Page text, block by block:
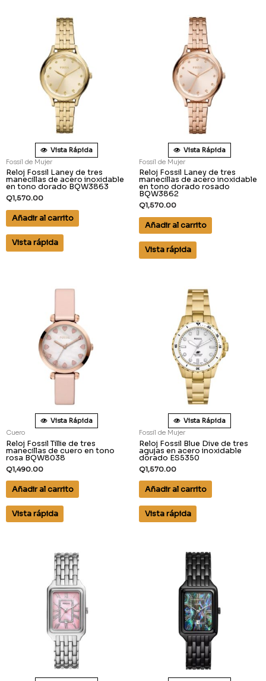
Vista Rápida
Fossil de Mujer
Reloj Fossil Laney de tres
manecillas de acero inoxidable
en tono dorado BQW3863
Q1,570.00
Añadir al carrito
Vista rápida
Vista Rápida
Fossil de Mujer
Reloj Fossil Laney de tres
manecillas de acero inoxidable
en tono dorado rosado
BQW3862
Q1,570.00
Añadir al carrito
Vista rápida
Vista Rápida
Cuero
Reloj Fossil Tillie de tres
manecillas de cuero en tono
rosa BQW8038
Q1,490.00
Añadir al carrito
Vista rápida
Vista Rápida
Fossil de Mujer
Reloj Fossil Blue Dive de tres
agujas en acero inoxidable
dorado ES5350
Q1,570.00
Añadir al carrito
Vista rápida